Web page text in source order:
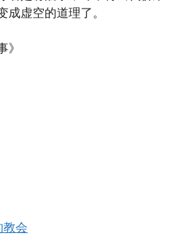
成虚空的道理了。
》
教会